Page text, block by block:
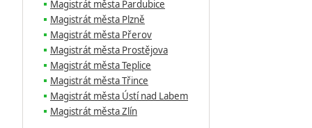
Magistrát města Pardubice
Magistrát města Plzně
Magistrát města Přerov
Magistrát města Prostějova
Magistrát města Teplice
Magistrát města Třince
Magistrát města Ústí nad Labem
Magistrát města Zlín